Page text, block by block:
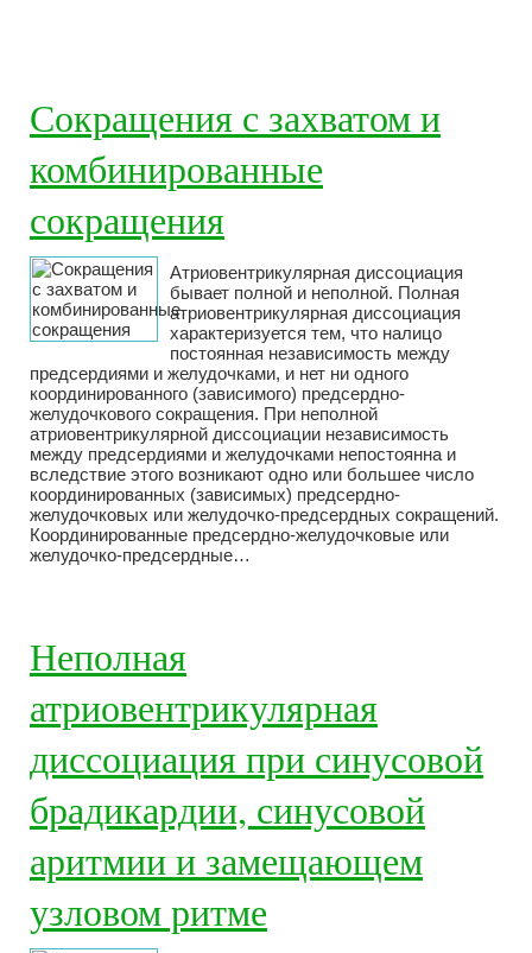
Сокращения с захватом и
комбинированные
сокращения
Атриовентрикулярная диссоциация
бывает полной и неполной. Полная
атриовентрикулярная диссоциация
характеризуется тем, что налицо
постоянная независимость между
предсердиями и желудочками, и нет ни одного
координированного (зависимого) предсердно-
желудочкового сокращения. При неполной
атриовентрикулярной диссоциации независимость
между предсердиями и желудочками непостоянна и
вследствие этого возникают одно или большее число
координированных (зависимых) предсердно-
желудочковых или желудочко-предсердных сокращений.
Координированные предсердно-желудочковые или
желудочко-предсердные…
Неполная
атриовентрикулярная
диссоциация при синусовой
брадикардии, синусовой
аритмии и замещающем
узловом ритме